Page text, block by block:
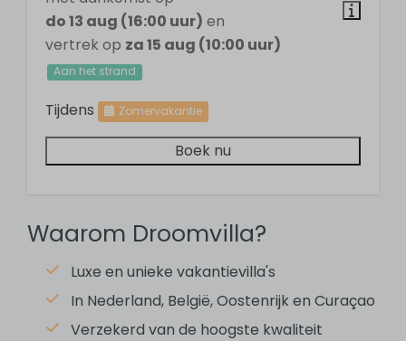
Toilet
Slaapkamer
1 slaapkamer
Tweepersoonsbed: 1
Koel- vriescombinatie
Afzuigkap
Oven
Koffiemachine (capsules)
do 13 aug (16:00 uur) en
vertrek op za 15 aug (10:00 uur)
Aan het strand
Tijdens Zomervakantie
Boek nu
Waarom Droomvilla?
Luxe en unieke vakantievilla's
In Nederland, België, Oostenrijk en Curaçao
Verzekerd van de hoogste kwaliteit